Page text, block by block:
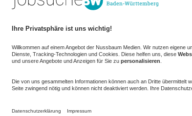
Alle Tätigkeitsbereiche
Alle Tätigkeitsbereiche nach Stadt
azubiBW.de
Minijobs
Firmenprofil